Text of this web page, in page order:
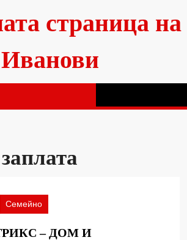
страница на
Иванови
заплата
Семейно
– ДОМ И